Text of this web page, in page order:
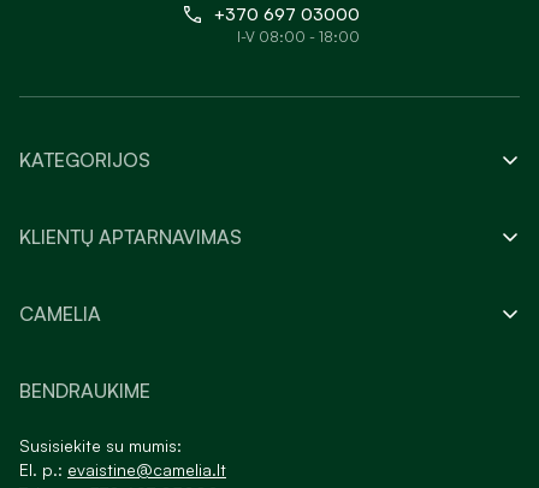
+370 697 03000
I-V 08:00 - 18:00
KATEGORIJOS
KLIENTŲ APTARNAVIMAS
CAMELIA
BENDRAUKIME
Susisiekite su mumis:
El. p.: evaistine@camelia.lt